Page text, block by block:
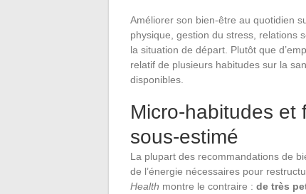
Améliorer son bien-être au quotidien
physique, gestion du stress, relations
la situation de départ. Plutôt que
relatif de plusieurs habitudes sur la
disponibles.
Micro-habitudes et
sous-estimé
La plupart des recommandations de
de l’énergie nécessaires pour
Health montre le contraire : de très